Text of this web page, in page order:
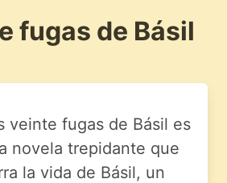
fugas de Básil
veinte fugas de Básil es
novela trepidante que
la vida de Básil, un